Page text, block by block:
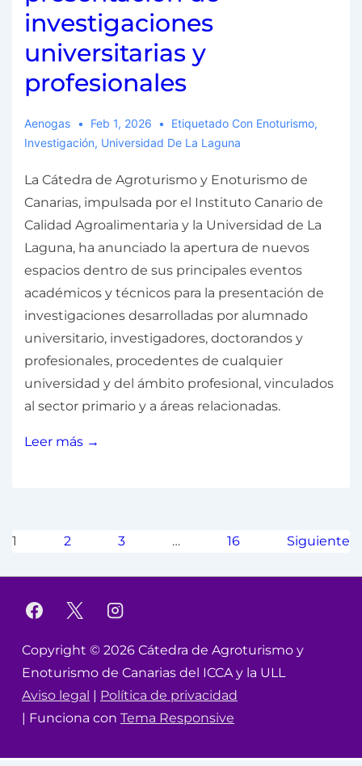
investigaciones
universitarias y
profesionales
Aenogas Feb 1, 2026 Etiquetado Con Enoturismo,
Investigación, Universidad De La Laguna
La Cátedra de Agroturismo y Enoturismo de
Canarias, impulsada por el Instituto Canario de
Calidad Agroalimentaria y la Universidad de La
Laguna, ha anunciado la apertura de nuevos
espacios dentro de sus principales eventos
académicos y técnicos para la presentación de
investigaciones desarrolladas por alumnado
universitario, investigadores, doctorandos y
profesionales, procedentes de cualquier
universidad y del ámbito profesional, vinculados
al sector primario y a áreas relacionadas.
Leer más →
1 2 3 … 16 Siguiente
Copyright © 2026 Cátedra de Agroturismo y
Enoturismo de Canarias del ICCA y la ULL
Aviso legal | Política de privacidad
| Funciona con Tema Responsive